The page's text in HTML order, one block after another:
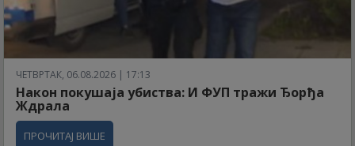
ЧЕТВРТАК, 06.08.2026 | 17:13
Након покушаја убиства: И ФУП тражи Ђорђа
Ждрала
ПРОЧИТАЈ ВИШЕ